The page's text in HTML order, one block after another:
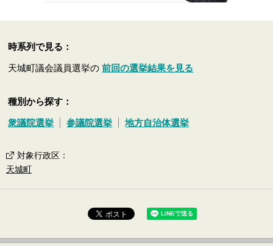
時系列で見る：
天城町議会議員選挙の前回の選挙結果を見る
種別から探す：
衆議院選挙 参議院選挙 地方自治体選挙
対象行政区 ：
天城町